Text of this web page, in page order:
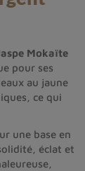
Mokaïte
pour ses
au jaune
ce qui
une base en
éclat et